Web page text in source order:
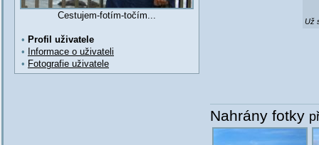
Cestujem-fotím-točím...
• Profil uživatele
• Informace o uživateli
• Fotografie uživatele
Už
Nahrány fotky